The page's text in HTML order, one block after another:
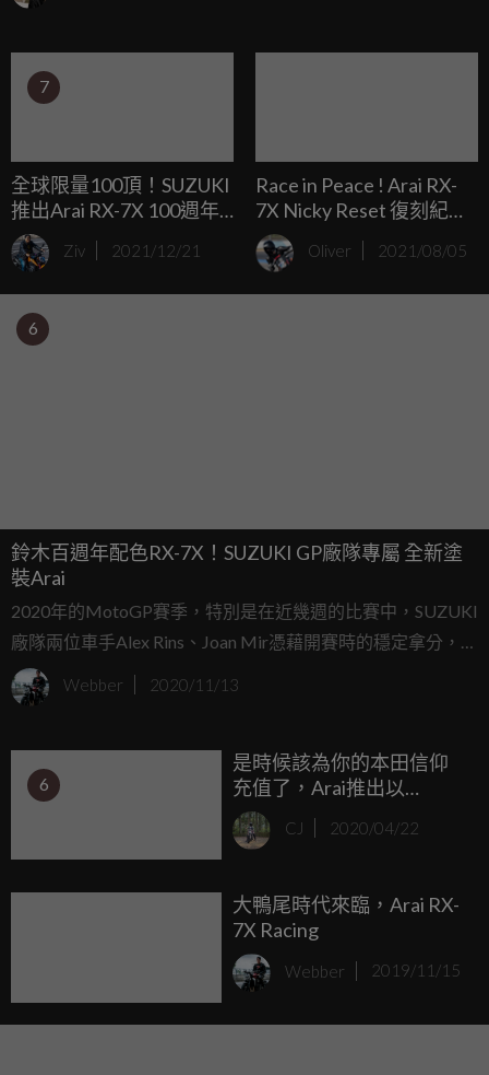
幸過世的MotoGP傳奇車手Nicky Hayden，與其69號配色的
7
全球限量100頂！SUZUKI
推出Arai RX-7X 100週年
紀念帽
Ziv 2021/12/21
Race in Peace ! Arai RX-
7X Nicky Reset 復刻紀念
帽
Oliver 2021/08/05
6
鈴木百週年配色RX-7X！SUZUKI GP廠隊專屬 全新塗
裝Arai
2020年的MotoGP賽季，特別是在近幾週的比賽中，SUZUKI
廠隊兩位車手Alex Rins、Joan Mir憑藉開賽時的穩定拿分，加
上近期的強勢表現站上頒獎台，為自己奪得大量鎂光燈，也
讓SUZUKI廠隊再度站上巔峰。為了呼應今年特殊的100週年
Webber 2020/11/13
6
是時候該為你的本田信仰
充值了，Arai推出以
CBR1000RR-R為配色的
「RX-7X Honda CBR」！
CJ 2020/04/22
大鴨尾時代來臨，Arai RX-
7X Racing
Webber 2019/11/15